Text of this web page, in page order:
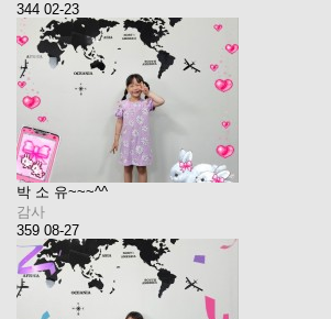
344 02-23
박 소 유~~~^^
감사
359 08-27